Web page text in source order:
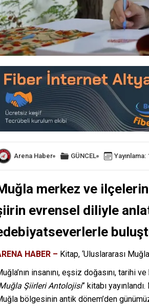
Arena Haber GÜNCEL
merkez ve
evrensel diliyle
HABER – Kitap, ‘Uluslararası
insanını, eşsiz doğasını,
Şiirleri Antolojisi” kitabı
bölgesinin antik dönem’den